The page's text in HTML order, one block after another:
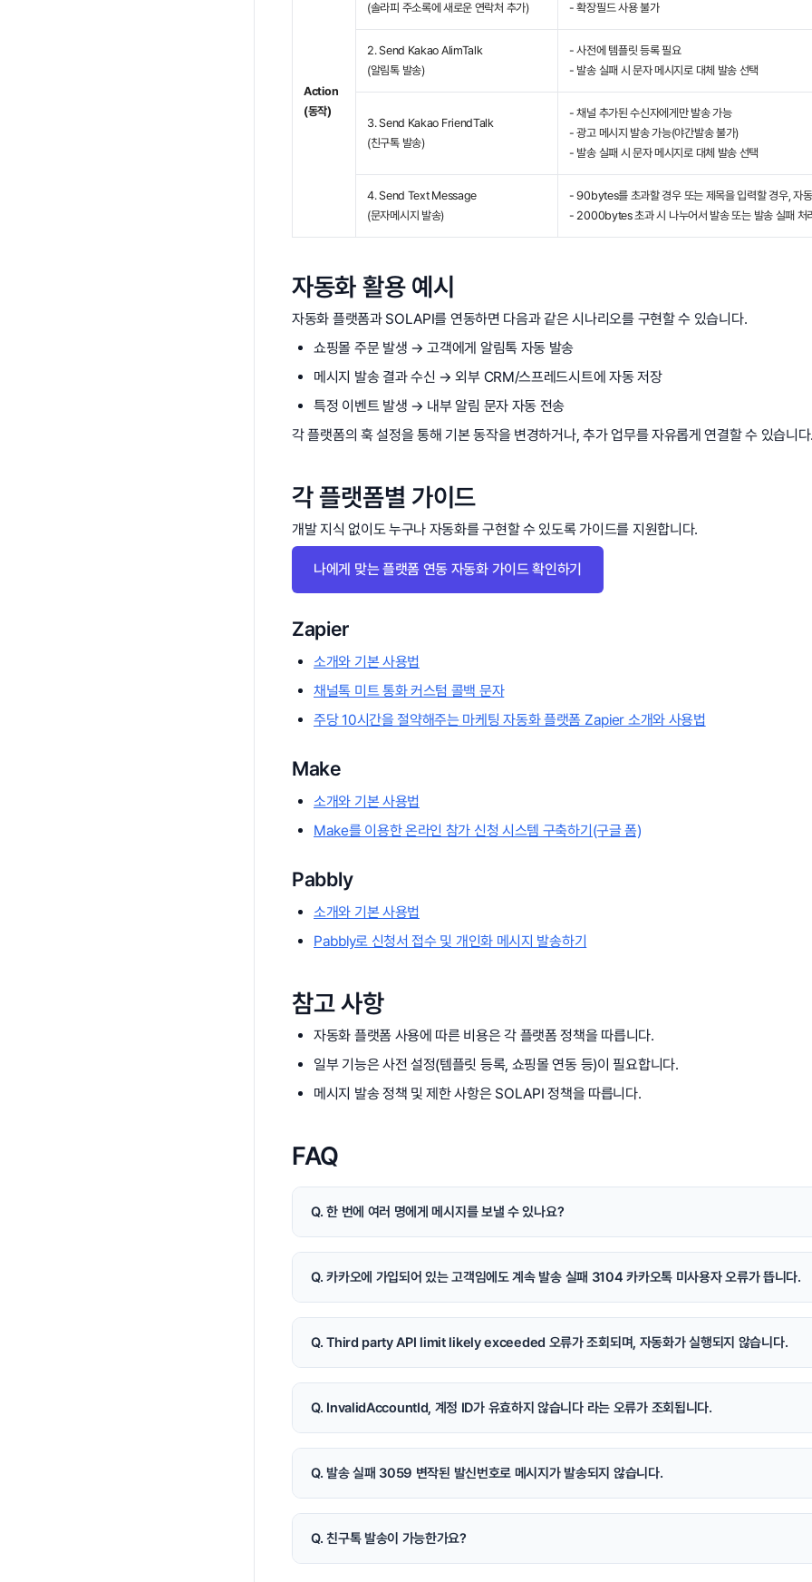
Action
(동작)
(솔라피 주소록에 새로운 연락처 추가)
- 확장필드 사용 불가
2. Send Kakao AlimTalk
(알림톡 발송)
- 사전에 템플릿 등록 필요
- 발송 실패 시 문자 메시지로 대체 발송 선택
3. Send Kakao FriendTalk
(친구톡 발송)
- 채널 추가된 수신자에게만 발송 가능
- 광고 메시지 발송 가능(야간발송 불가)
- 발송 실패 시 문자 메시지로 대체 발송 선택
4. Send Text Message
(문자메시지 발송)
- 90bytes를 초과할 경우 또는 제목을 입력할 경우, 자
- 2000bytes 초과 시 나누어서 발송 또는 발송 실패 처
자동화 활용 예시
자동화 플랫폼과 SOLAPI를 연동하면 다음과 같은 시나리오를 구현할 수 있습니다.
쇼핑몰 주문 발생 → 고객에게 알림톡 자동 발송
메시지 발송 결과 수신 → 외부 CRM/스프레드시트에 자동 저장
특정 이벤트 발생 → 내부 알림 문자 자동 전송
각 플랫폼의 훅 설정을 통해 기본 동작을 변경하거나, 추가 업무를 자유롭게 연결할 수 있습니
각 플랫폼별 가이드
개발 지식 없이도 누구나 자동화를 구현할 수 있도록 가이드를 지원합니다.
나에게 맞는 플랫폼 연동 자동화 가이드 확인하기
Zapier
소개와 기본 사용법
채널톡 미트 통화 커스텀 콜백 문자
주당 10시간을 절약해주는 마케팅 자동화 플랫폼 Zapier 소개와 사용법
Make
소개와 기본 사용법
Make를 이용한 온라인 참가 신청 시스템 구축하기(구글 폼)
Pabbly
소개와 기본 사용법
Pabbly로 신청서 접수 및 개인화 메시지 발송하기
참고 사항
자동화 플랫폼 사용에 따른 비용은 각 플랫폼 정책을 따릅니다.
일부 기능은 사전 설정(템플릿 등록, 쇼핑몰 연동 등)이 필요합니다.
메시지 발송 정책 및 제한 사항은 SOLAPI 정책을 따릅니다.
FAQ
Q. 한 번에 여러 명에게 메시지를 보낼 수 있나요?
Q. 카카오에 가입되어 있는 고객임에도 계속 발송 실패 3104 카카오톡 미사용자 오류가 뜹니다.
Q. Third party API limit likely exceeded 오류가 조회되며, 자동화가 실행되지 않습니다.
Q. InvalidAccountId, 계정 ID가 유효하지 않습니다 라는 오류가 조회됩니다.
Q. 발송 실패 3059 변작된 발신번호로 메시지가 발송되지 않습니다.
Q. 친구톡 발송이 가능한가요?